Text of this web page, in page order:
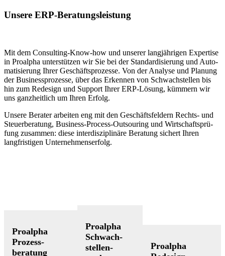
Unsere ERP-Beratungsleistung
Mit dem Consulting-Know-how und unserer langjährigen Expertise
in Proalpha unterstützen wir Sie bei der Standardisierung und Auto­
ma­ti­sierung Ihrer Geschäftsprozesse. Von der Analyse und Planung
der Businessprozesse, über das Erkennen von Schwachstellen bis
hin zum Redesign und Sup­port Ihrer ERP-Lösung, kümmern wir
uns ganzheitlich um Ihren Erfolg.
Unsere Berater arbeiten eng mit den Geschäfts­feldern Rechts- und
Steuerberatung, Business-Process-Outsouring und Wirtschafts­prü­
fung zusammen: diese interdisziplinäre Be­ra­tung sichert Ihren
langfristigen Unternehmens­erfolg.
Proalpha
Prozess­
beratung
Proalpha
Schwach­
stellen­
Proalpha